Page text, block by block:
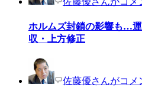
ホルムズ封鎖の影響も…
収・上方修正
佐藤優さんがコメ